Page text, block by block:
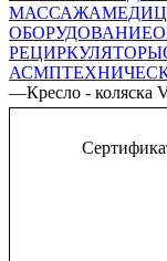
МАССАЖА
ОБОРУДОВАНИЕ
РЕЦИРКУЛЯТОРЫ
АСМП
—Кресло - коляска